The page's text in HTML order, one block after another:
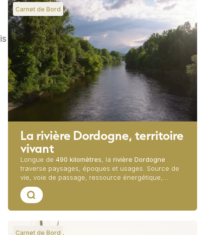
Carnet de Bord
La rivière Dordogne, territoire
vivant
Longue de490 kilomètres , larivière Dordogne
traverse paysages, époques et usages. Source de
vie, voie de passage, ressource énergétique,
refuge pour la biodiversité, elle est bien plus qu’un
simple cours d’eau. Découvrir la Dordogne, c’est
comprendre l’histoire d’un territoire, façonné par la
nature autant que par les femmes et les hommes
qui vivent à son rythme.
Lire cet article
Carnet de Bord